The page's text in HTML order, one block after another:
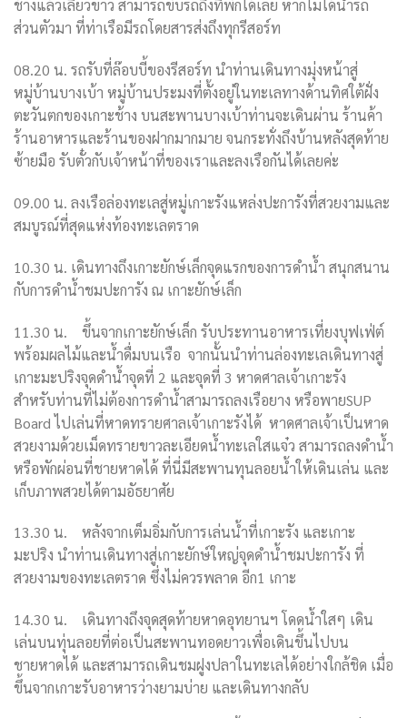
ช้างแล้วเลี้ยวขาว สามารถขับรถถึงทีพักได้เลย หากไม่ได้นำรถ
ส่วนตัวมา ที่ท่าเรือมีรถโดยสารส่งถึงทุกรีสอร์ท
08.20 น. รถรับที่ล๊อบบี้ของรีสอร์ท นำท่านเดินทางมุ่งหน้าสู่
หมู่บ้านบางเบ้า หมู่บ้านประมงที่ตั้งอยู่ในทะเลทางด้านทิศใต้ฝั่ง
ตะวันตกของเกาะช้าง บนสะพานบางเบ้าท่านจะเดินผ่าน ร้านค้า
ร้านอาหารและร้านของฝากมากมาย จนกระทั่งถึงบ้านหลังสุดท้าย
ซ้ายมือ รับตั๋วกับเจ้าหน้าที่ของเราและลงเรือกันได้เลยค่ะ
09.00 น. ลงเรือล่องทะเลสู่หมู่เกาะรังแหล่งปะการังที่สวยงามและ
สมบูรณ์ที่สุดแห่งท้องทะเลตราด
10.30 น. เดินทางถึงเกาะยักษ์เล็กจุดแรกของการดำน้ำ สนุกสนาน
กับการดำน้ำชมปะการัง ณ เกาะยักษ์เล็ก
11.30 น.
ขึ้นจากเกาะยักษ์เล็ก รับประทานอาหารเที่ยงบุฟเฟ่ต์
พร้อมผลไม้และน้ำดื่มบนเรือ จากนั้นนำท่านล่องทะเลเดินทางสู่
เกาะมะปริงจุดดำน้ำจุดที่ 2 และจุดที่ 3 หาดศาลเจ้าเกาะรัง
สำหรับท่านที่ไม่ต้องการดำน้ำสามารถลงเรือยาง หรือพายSUP
Board ไปเล่นที่หาดทรายศาลเจ้าเกาะรังได้ หาดศาลเจ้าเป็นหาด
สวยงามด้วยเม็ดทรายขาวละเอียดน้ำทะเลใสแจ๋ว สามารถลงดำน้ำ
หรือพักผ่อนที่ชายหาดได้ ที่นี่มีสะพานทุนลอยน้ำให้เดินเล่น และ
เก็บภาพสวยได้ตามอัธยาศัย
13.30 น.
หลังจากเต็มอิ่มกับการเล่นน้ำที่เกาะรัง และเกาะ
มะปริง นำท่านเดินทางสู่เกาะยักษ์ใหญ่จุดดำน้ำชมปะการัง ที่
สวยงามของทะเลตราด ซึ่งไม่ควรพลาด อีก1 เกาะ
14.30 น. เดินทางถึงจุดสุดท้ายหาดอุทยานฯ โดดน้ำใสๆ เดิน
เล่นบนทุ่นลอยที่ต่อเป็นสะพานทอดยาวเพื่อเดินขึ้นไปบน
ชายหาดได้ และสามารถเดินชมฝูงปลาในทะเลได้อย่างใกล้ชิด เมื่อ
ขึ้นจากเกาะรับอาหารว่างยามบ่าย และเดินทางกลับ